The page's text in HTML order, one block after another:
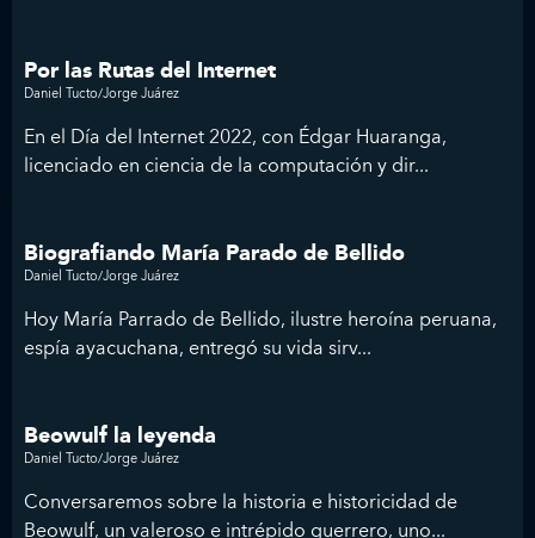
Por las Rutas del Internet
Daniel Tucto/Jorge Juárez
En el Día del Internet 2022, con Édgar Huaranga,
licenciado en ciencia de la computación y dir...
Biografiando María Parado de Bellido
Daniel Tucto/Jorge Juárez
Hoy María Parrado de Bellido, ilustre heroína peruana,
espía ayacuchana, entregó su vida sirv...
Beowulf la leyenda
Daniel Tucto/Jorge Juárez
Conversaremos sobre la historia e historicidad de
Beowulf, un valeroso e intrépido guerrero, uno...